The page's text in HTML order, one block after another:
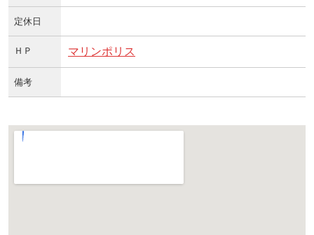
定休日
ＨＰ マリンポリス
備考